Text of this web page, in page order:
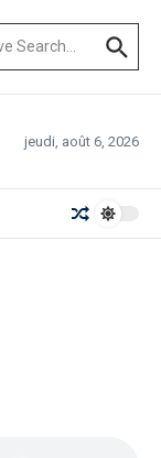
jeudi, août 6, 2026